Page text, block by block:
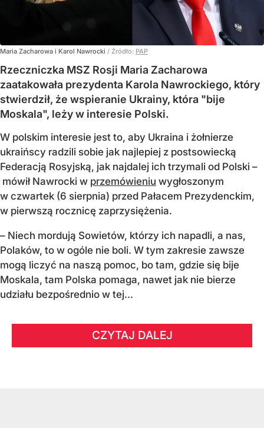
Maria Zacharowa i Karol Nawrocki / Źródło: PAP
Rzeczniczka MSZ Rosji Maria Zacharowa
zaatakowała prezydenta Karola Nawrockiego, który
stwierdził, że wspieranie Ukrainy, która "bije
Moskala", leży w interesie Polski.
W polskim interesie jest to, aby Ukraina i żołnierze
ukraińscy radzili sobie jak najlepiej z postsowiecką
Federacją Rosyjską, jak najdalej ich trzymali od Polski –
mówił Nawrocki w przemówieniu wygłoszonym
w czwartek (6 sierpnia) przed Pałacem Prezydenckim,
w pierwszą rocznicę zaprzysiężenia.
– Niech mordują Sowietów, którzy ich napadli, a nas,
Polaków, to w ogóle nie boli. W tym zakresie zawsze
mogą liczyć na naszą pomoc, bo tam, gdzie się bije
Moskala, tam Polska pomaga, nawet jak nie bierze
udziału bezpośrednio w tej...
CZYTAJ DALEJ